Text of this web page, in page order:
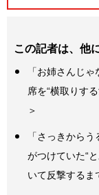
この記者は、他
「お姉さんじ
席を“横取りす
＞
「さっきから
がつけていた“
いて反撃するま